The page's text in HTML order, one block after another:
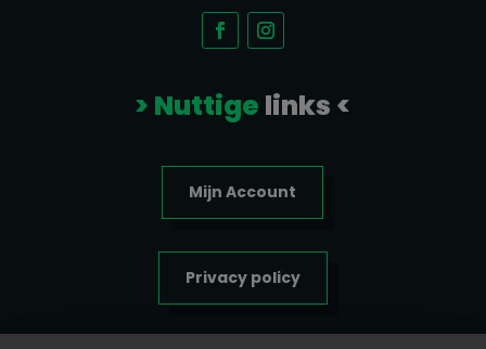
> Nuttige links <
Mijn Account
Privacy policy